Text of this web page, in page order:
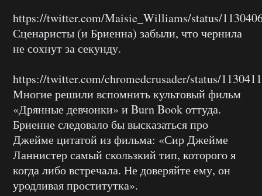
https://twitter.com/Maisie_Williams/status/
Сценаристы (и Бриенна) забыли, что чернила
не сохнут за секунду.
https://twitter.com/chromedcrusader/status/
Многие решили вспомнить культовый фильм
«Дрянные девчонки» и Burn Book оттуда.
Бриенне следовало бы высказаться про
Джейме цитатой из фильма: «Сир Джейме
Ланнистер самый скользкий тип, которого я
когда либо встречала. Не доверяйте ему, он
уродливая проститутка».